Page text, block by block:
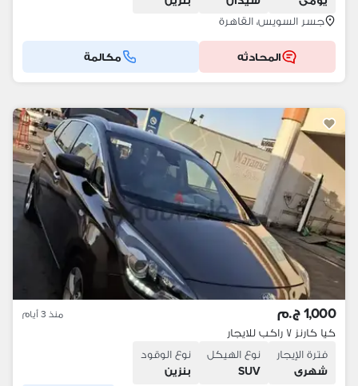
جسر السويس، القاهرة
المحادثه مكالمة
1,000 ج.م منذ 3 أيام
كيا كارنز ٧ راكب للايجار
فترة الإيجار
شهرى
نوع الهيكل
SUV
نوع الوقود
بنزين